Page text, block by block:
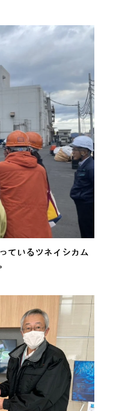
ているツネイシカム